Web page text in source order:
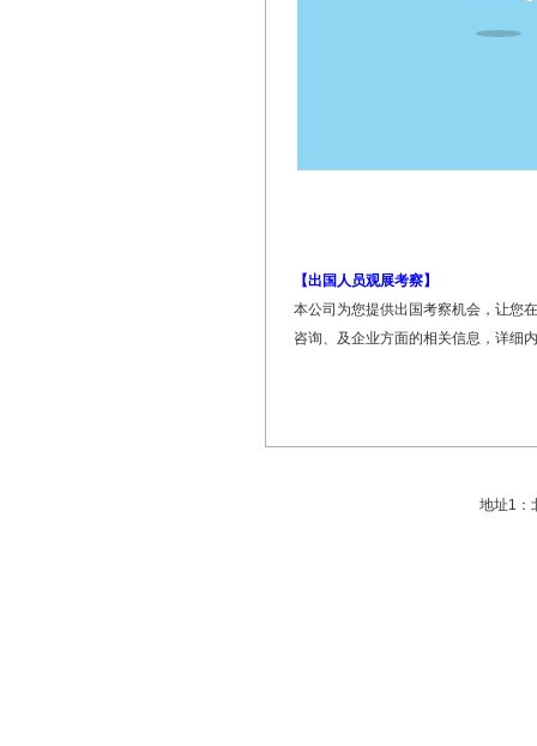
【出国人员观展考察】
本公司为您提供出国考察机会，让您
咨询、及企业方面的相关信息，详细
地址1：